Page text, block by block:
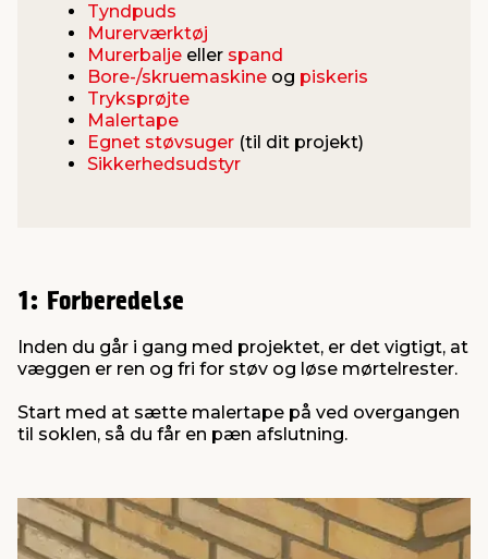
Tyndpuds
Murerværktøj
Murerbalje eller spand
Bore-/skruemaskine og piskeris
Tryksprøjte
Malertape
Egnet støvsuger (til dit projekt)
Sikkerhedsudstyr
1: Forberedelse
Inden du går i gang med projektet, er det vigtigt, at
væggen er ren og fri for støv og løse mørtelrester.
Start med at sætte malertape på ved overgangen
til soklen, så du får en pæn afslutning.